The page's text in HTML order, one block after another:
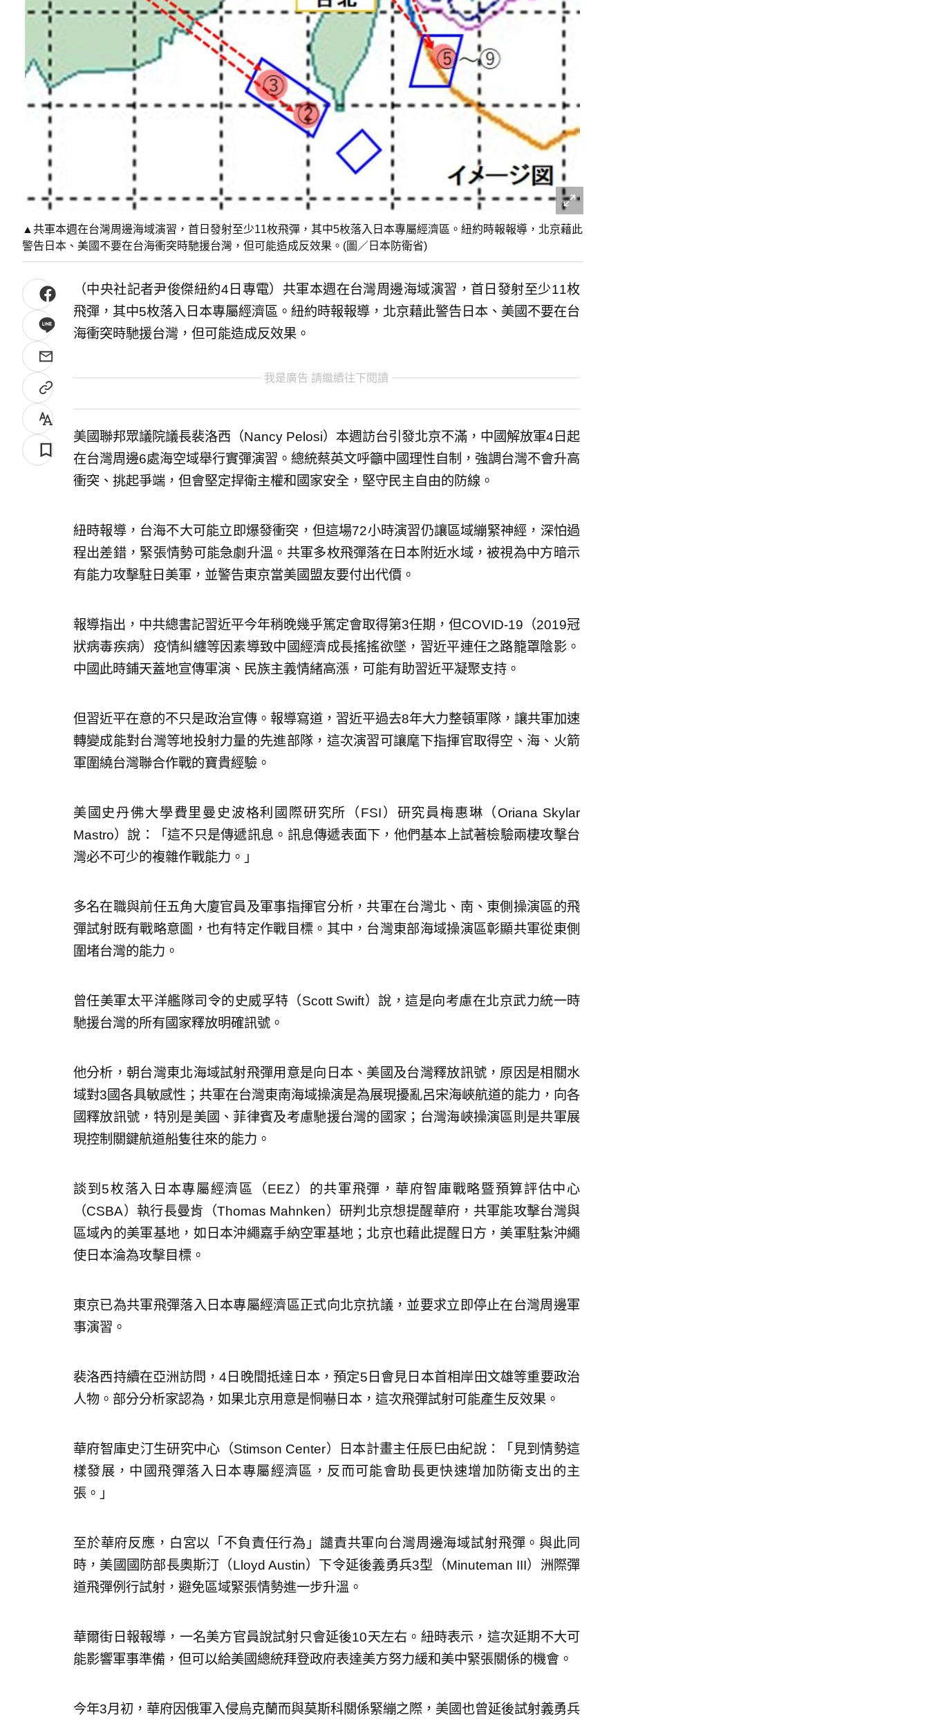
▲共軍本週在台灣周邊海域演習，首日發射至少11枚飛彈，其中5枚落入日本專屬經濟區。紐約時報報導，北京藉此
警告日本、美國不要在台海衝突時馳援台灣，但可能造成反效果。(圖／日本防衛省)
（中央社記者尹俊傑紐約4日專電）共軍本週在台灣周邊海域演習，首日發射至少11枚
飛彈，其中5枚落入日本專屬經濟區。紐約時報報導，北京藉此警告日本、美國不要在台
海衝突時馳援台灣，但可能造成反效果。
我是廣告 請繼續往下閱讀
美國聯邦眾議院議長裴洛西（Nancy Pelosi）本週訪台引發北京不滿，中國解放軍4日起
在台灣周邊6處海空域舉行實彈演習。總統蔡英文呼籲中國理性自制，強調台灣不會升高
衝突、挑起爭端，但會堅定捍衛主權和國家安全，堅守民主自由的防線。
紐時報導，台海不大可能立即爆發衝突，但這場72小時演習仍讓區域繃緊神經，深怕過
程出差錯，緊張情勢可能急劇升溫。共軍多枚飛彈落在日本附近水域，被視為中方暗示
有能力攻擊駐日美軍，並警告東京當美國盟友要付出代價。
報導指出，中共總書記習近平今年稍晚幾乎篤定會取得第3任期，但COVID-19（2019冠
狀病毒疾病）疫情糾纏等因素導致中國經濟成長搖搖欲墜，習近平連任之路籠罩陰影。
中國此時鋪天蓋地宣傳軍演、民族主義情緒高漲，可能有助習近平凝聚支持。
但習近平在意的不只是政治宣傳。報導寫道，習近平過去8年大力整頓軍隊，讓共軍加速
轉變成能對台灣等地投射力量的先進部隊，這次演習可讓麾下指揮官取得空、海、火箭
軍圍繞台灣聯合作戰的寶貴經驗。
美國史丹佛大學費里曼史波格利國際研究所（FSI）研究員梅惠琳（Oriana Skylar
Mastro）說：「這不只是傳遞訊息。訊息傳遞表面下，他們基本上試著檢驗兩棲攻擊台
灣必不可少的複雜作戰能力。」
多名在職與前任五角大廈官員及軍事指揮官分析，共軍在台灣北、南、東側操演區的飛
彈試射既有戰略意圖，也有特定作戰目標。其中，台灣東部海域操演區彰顯共軍從東側
圍堵台灣的能力。
曾任美軍太平洋艦隊司令的史威孚特（Scott Swift）說，這是向考慮在北京武力統一時
馳援台灣的所有國家釋放明確訊號。
他分析，朝台灣東北海域試射飛彈用意是向日本、美國及台灣釋放訊號，原因是相關水
域對3國各具敏感性；共軍在台灣東南海域操演是為展現擾亂呂宋海峽航道的能力，向各
國釋放訊號，特別是美國、菲律賓及考慮馳援台灣的國家；台灣海峽操演區則是共軍展
現控制關鍵航道船隻往來的能力。
談到5枚落入日本專屬經濟區（EEZ）的共軍飛彈，華府智庫戰略暨預算評估中心
（CSBA）執行長曼肯（Thomas Mahnken）研判北京想提醒華府，共軍能攻擊台灣與
區域內的美軍基地，如日本沖繩嘉手納空軍基地；北京也藉此提醒日方，美軍駐紮沖繩
使日本淪為攻擊目標。
東京已為共軍飛彈落入日本專屬經濟區正式向北京抗議，並要求立即停止在台灣周邊軍
事演習。
裴洛西持續在亞洲訪問，4日晚間抵達日本，預定5日會見日本首相岸田文雄等重要政治
人物。部分分析家認為，如果北京用意是恫嚇日本，這次飛彈試射可能產生反效果。
華府智庫史汀生研究中心（Stimson Center）日本計畫主任辰巳由紀說：「見到情勢這
樣發展，中國飛彈落入日本專屬經濟區，反而可能會助長更快速增加防衛支出的主
張。」
至於華府反應，白宮以「不負責任行為」譴責共軍向台灣周邊海域試射飛彈。與此同
時，美國國防部長奧斯汀（Lloyd Austin）下令延後義勇兵3型（Minuteman III）洲際彈
道飛彈例行試射，避免區域緊張情勢進一步升溫。
華爾街日報報導，一名美方官員說試射只會延後10天左右。紐時表示，這次延期不大可
能影響軍事準備，但可以給美國總統拜登政府表達美方努力緩和美中緊張關係的機會。
今年3月初，華府因俄軍入侵烏克蘭而與莫斯科關係緊繃之際，美國也曾延後試射義勇兵